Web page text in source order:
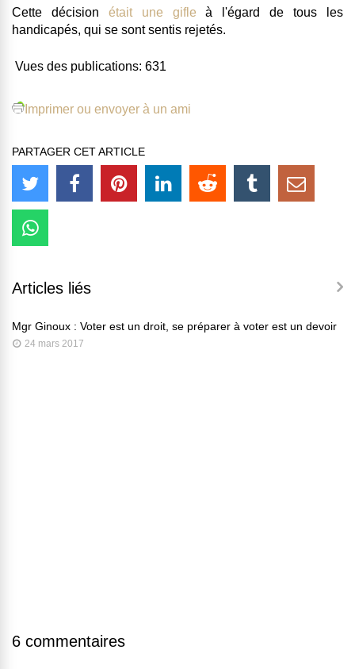
Cette décision était une gifle à l'égard de tous les
handicapés, qui se sont sentis rejetés.
Vues des publications: 631
Imprimer ou envoyer à un ami
PARTAGER CET ARTICLE
Articles liés
Mgr Ginoux : Voter est un droit, se préparer à voter est un devoir
24 mars 2017
6 commentaires